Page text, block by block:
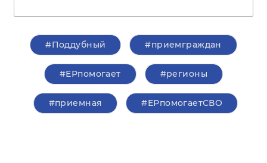
#Поддубный #приемграждан
#ЕРпомогает #регионы
#приемная #ЕРпомогаетСВО